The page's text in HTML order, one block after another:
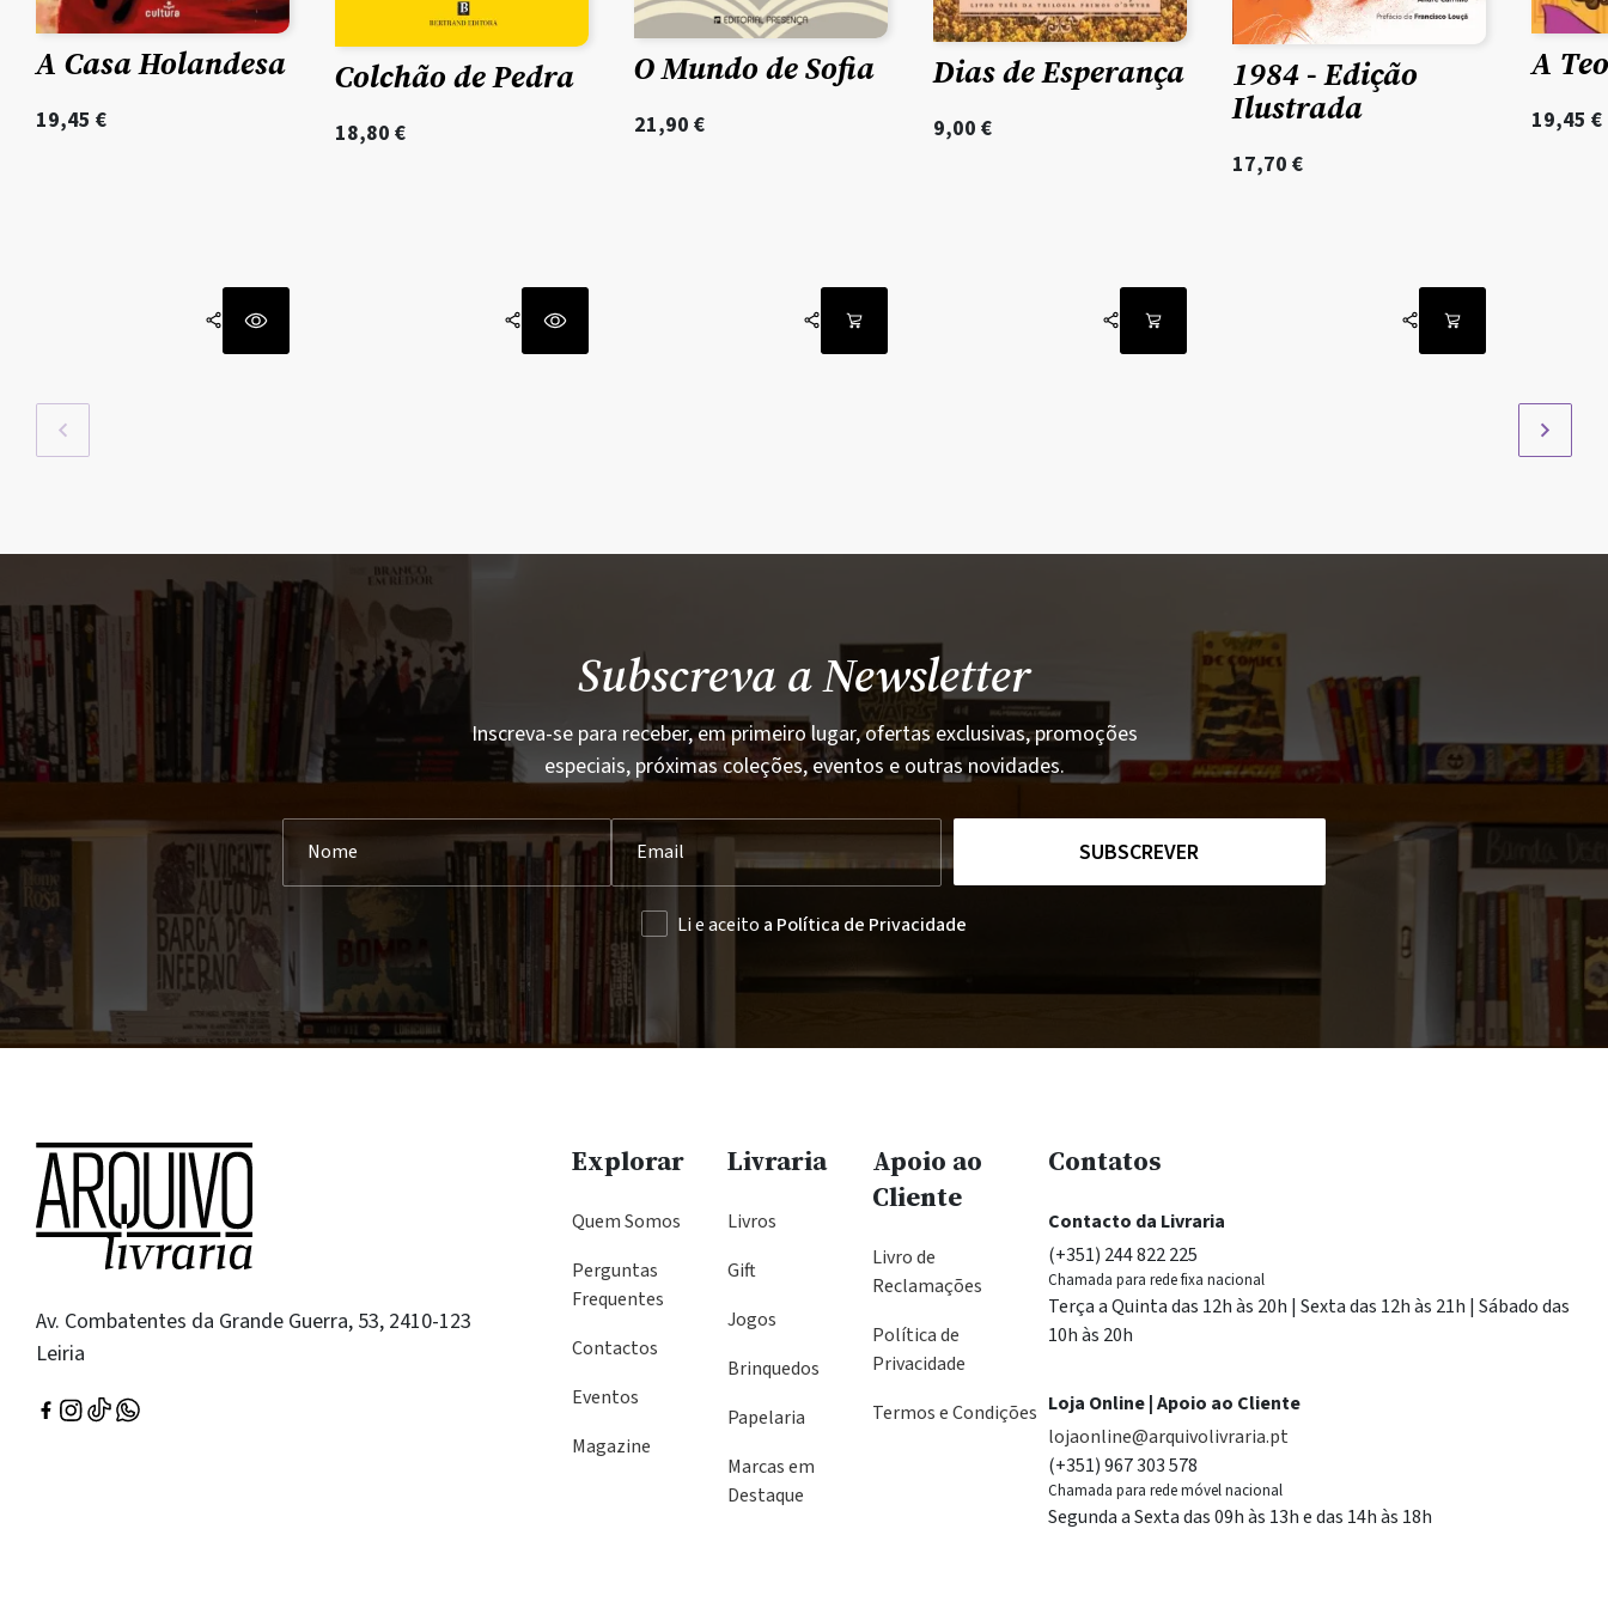
A Casa Holandesa
19,45 €
Colchão de Pedra
18,80 €
O Mundo de Sofia
21,90 €
Dias de Esperança
9,00 €
1984 - Edição
Ilustrada
17,70 €
A
19,45 €
Subscreva a Newsletter
Inscreva-se para receber, em primeiro lugar, ofertas exclusivas, promoções
especiais, próximas coleções, eventos e outras novidades.
SUBSCREVER
Li e aceito a Política de Privacidade
Av. Combatentes da Grande Guerra, 53, 2410-123
Leiria
Explorar
Quem Somos
Perguntas
Frequentes
Contactos
Eventos
Magazine
Livraria
Livros
Gift
Jogos
Brinquedos
Papelaria
Marcas em
Destaque
Apoio ao
Cliente
Livro de
Reclamações
Política de
Privacidade
Termos e Condições
Contatos
Contacto da Livraria
(+351) 244 822 225
Chamada para rede fixa nacional
Terça a Quinta das 12h às 20h | Sexta das 12h às 21h | Sábado das
10h às 20h
Loja Online | Apoio ao Cliente
lojaonline@arquivolivraria.pt
(+351) 967 303 578
Chamada para rede móvel nacional
Segunda a Sexta das 09h às 13h e das 14h às 18h